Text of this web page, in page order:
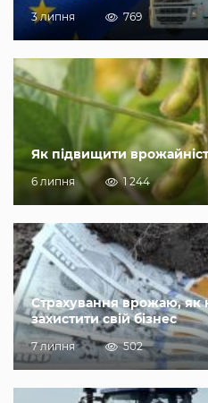
3 липня 769
Як підвищити
6 липня 1 244
Страхування врожаю, як
захистити свій бізнес
7 липня 502